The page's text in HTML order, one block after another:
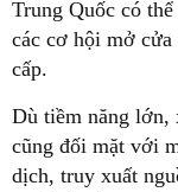
Trung Quốc có
các cơ hội mở
cấp.
Dù tiềm năng lớn,
cũng đối mặt với
dịch, truy xuất